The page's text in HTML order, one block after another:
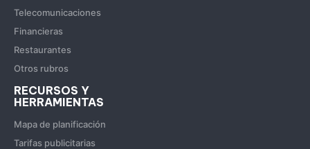
Telecomunicaciones
Financieras
Restaurantes
Otros rubros
RECURSOS Y
HERRAMIENTAS
Mapa de planificación
Tarifas publicitarias